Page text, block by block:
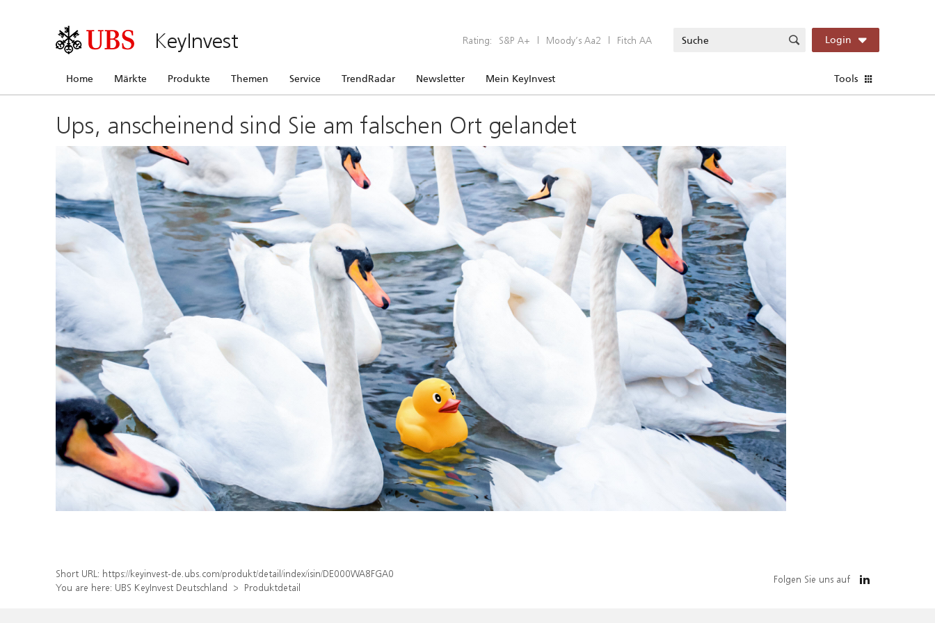
KeyInvest Rating: S&P A+ | Moody’s Aa2 | Fitch AA Login
Home Märkte Produkte Themen Service TrendRadar Newsletter Mein KeyInvest Tools
Ups, anscheinend sind Sie am falschen Ort gelandet
Short URL: https://keyinvest-de.ubs.com/produkt/detail/index/isin/DE000WA8FGA0
You are here: UBS KeyInvest Deutschland Produktdetail
Folgen Sie uns auf